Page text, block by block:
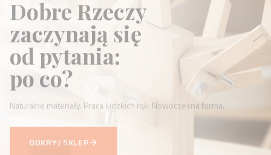
—— PRZEDMIOTY UŻYTKOWE
Projekt
to odpowiedź.
Każdy przedmiot WellDone to odpowiedź na konkretną
potrzebę.
ZOBACZ NOWOŚCI